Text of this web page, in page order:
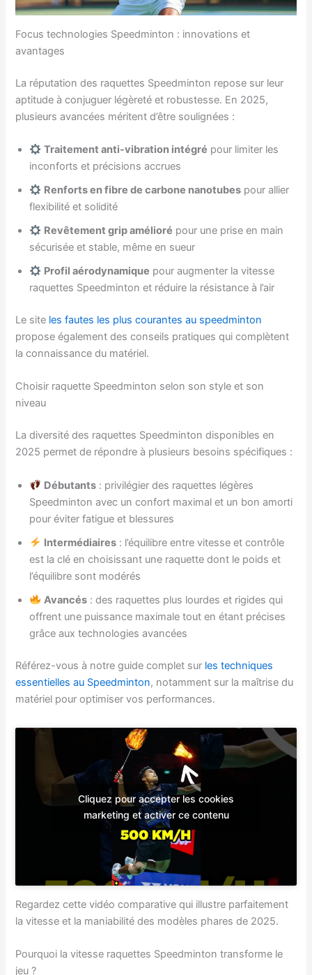
Focus technologies Speedminton : innovations et
avantages
La réputation des raquettes Speedminton repose sur leur
aptitude à conjuguer légèreté et robustesse. En 2025,
plusieurs avancées méritent d’être soulignées :
Traitement anti-vibration intégré pour limiter les
inconforts et précisions accrues
Renforts en fibre de carbone nanotubes pour allier
flexibilité et solidité
Revêtement grip amélioré pour une prise en main
sécurisée et stable, même en sueur
Profil aérodynamique pour augmenter la vitesse
raquettes Speedminton et réduire la résistance à l’air
Le site les fautes les plus courantes au speedminton
propose également des conseils pratiques qui complètent
la connaissance du matériel.
Choisir raquette Speedminton selon son style et son
niveau
La diversité des raquettes Speedminton disponibles en
2025 permet de répondre à plusieurs besoins spécifiques :
Débutants : privilégier des raquettes légères
Speedminton avec un confort maximal et un bon amorti
pour éviter fatigue et blessures
Intermédiaires : l’équilibre entre vitesse et contrôle
est la clé en choisissant une raquette dont le poids et
l’équilibre sont modérés
Avancés : des raquettes plus lourdes et rigides qui
offrent une puissance maximale tout en étant précises
grâce aux technologies avancées
Référez-vous à notre guide complet sur les techniques
essentielles au Speedminton, notamment sur la maîtrise du
matériel pour optimiser vos performances.
Cliquez pour accepter les cookies
marketing et activer ce contenu
Regardez cette vidéo comparative qui illustre parfaitement
la vitesse et la maniabilité des modèles phares de 2025.
Pourquoi la vitesse raquettes Speedminton transforme le
jeu ?